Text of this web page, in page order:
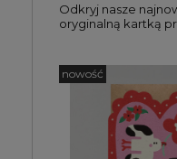
Odkryj nasze
oryginalną kartką
nowość